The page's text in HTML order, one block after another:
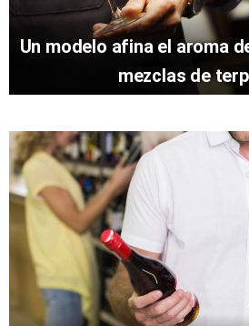
Un modelo afina el aroma
mezclas de